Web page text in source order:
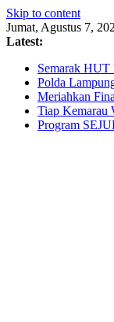
Skip to content
Jumat, Agustus 7,
Latest:
Semarak HUT
Polda
Meriahkan
Tiap Kemarau
Program